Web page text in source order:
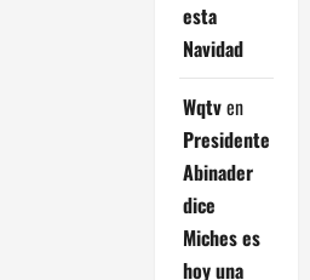
esta
Navidad
Wqtven
Presidente
Abinader
dice
Miches es
hoy una